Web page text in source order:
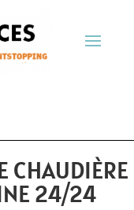
CHAUDIÈRE
24/24